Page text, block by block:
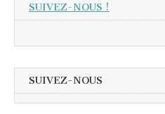
SUIVEZ-NOUS !
SUIVEZ-NOUS